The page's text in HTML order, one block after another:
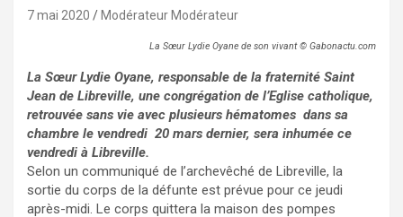
7 mai 2020 Modérateur Modérateur
La Sœur Lydie Oyane de son vivant© Gabonactu.com
La Sœur Lydie Oyane, responsable de la fraternité Saint
Jean de Libreville, une congrégation de l’Eglise catholique,
retrouvée sans vie avec plusieurs hématomes dans sa
chambre le vendredi 20 mars dernier, sera inhumée ce
vendredi à Libreville.
Selon un communiqué de l’archevêché de Libreville, la
sortie du corps de la défunte est prévue pour ce jeudi
après-midi. Le corps quittera la maison des pompes